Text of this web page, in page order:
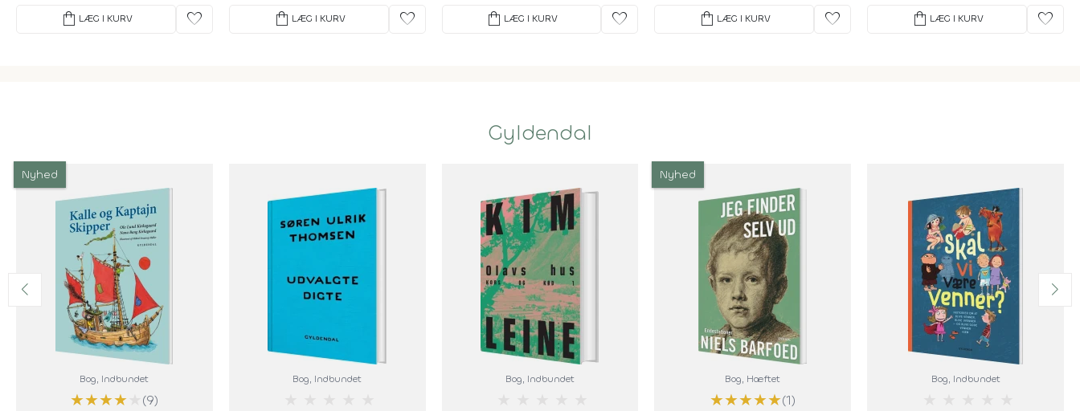
shopping_bag LÆG I KURV favorite shopping_bag LÆG I KURV favorite shopping_bag LÆG I KURV favorite shopping_bag LÆG I KURV favorite shopping_bag LÆG I KURV favorite
Gyldendal
Nyhed
Bog, Indbundet
★★★★ (9)
Bog, Indbundet Bog, Indbundet
Nyhed
Bog, Hæftet
★★★★★(1)
Bog, Indbundet